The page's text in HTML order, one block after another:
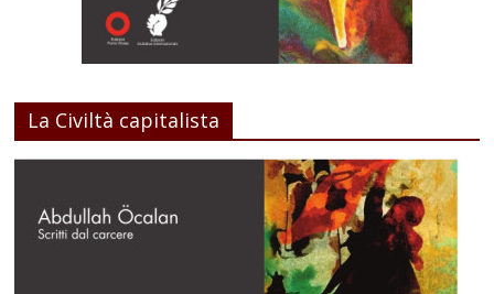
La Civiltà capitalista